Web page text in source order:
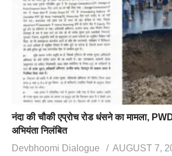
नंदा की चौकी एप्रोच रोड धंसने का मामला,
अभियंता निलंबित
Devbhoomi Dialogue
AUGUST 7,